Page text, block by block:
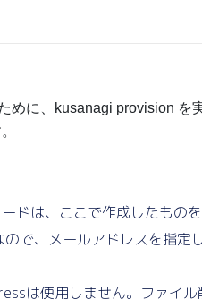
めに、kusanagi provision を
ドは、ここで作成したものを
で、メールアドレスを指定
は使用しません。ファイ